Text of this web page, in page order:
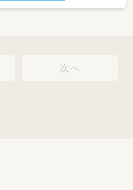
次へ